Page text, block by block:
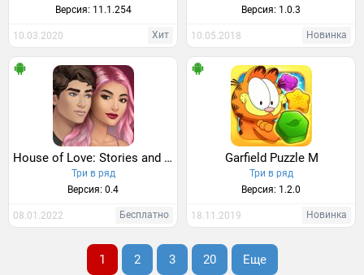
Версия: 11.1.254
10.03.2020 Хит
Версия: 1.0.3
10.05.2018 Новинка
House of Love: Stories and Puzzles
Три в ряд
Версия: 0.4
08.01.2022 Бесплатно
Garfield Puzzle M
Три в ряд
Версия: 1.2.0
18.11.2019 Новинка
1 2 3 20 Еще